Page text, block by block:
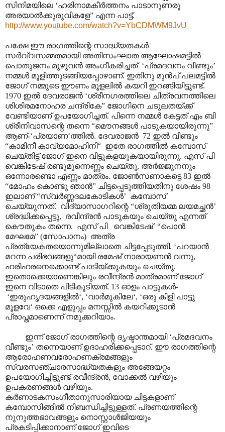
സിനിമയിലെ ‘ഹരിനാമകീർത്തനം പാടാനുണരൂ
അരയാൽക്കുരുവികളേ” എന്ന പാട്ട്.
http://www.youtube.com/watch?v=YbCDMWM9JvU
പക്ഷേ ഈ രാഗത്തിന്റെ സാദ്ധ്യതകൾ
സർവ്വസമ്മതമായി അതിസംഘാത ആഘോഷമട്ടിൽ
പൊതുജനം മുഴുവൻ അംഗീകരിച്ചത് ‘പ്രമദവനം വീണ്ടും’
നമ്മൾ മൂളിത്തുടങ്ങിയപ്പോഴാണ്. ഇതിനു മുൻപ് പലമട്ടിൽ
ജോഗ് നമ്മുടെ ഈണം മൂളലിൽ കയറി ഇറങ്ങിയിട്ടുണ്ട്.
1970 ഇൽ ദേവരാജൻ ‘ശ്രീനഗരത്തിലെ ചിത്രവനത്തിലെ
ശിശിരമനോഹര ചന്ദ്രികേ” ജോഗിനെ ചടുലതയ്ക്ക്
വേണ്ടിയാണ് ഉപയോഗിച്ചത്. പിന്നെ നമ്മൾ കേട്ടത് എം ബി
ശ്രീനിവാസന്റെ തന്നെ “മൌനങ്ങൾ പാടുകയായിരുന്നു”
ആണ്-‘പ്രയാണ‘ത്തിൽ. ദേവരാജൻ 72 ഇൽ വീണ്ടൂം
“കാമിനീ കാവ്യമോഹിനി“ ഇതേ രാഗത്തിൽ കമ്പോസ്
ചെയ്തിട്ട് ജോഗ് ഇനെ വിട്ടുകളയുകയായിരുന്നു. എസ് പി
വെങ്കിടേഷ് രണ്ടുമൂന്നെണ്ണം ചെയ്തു, അർജ്ജുനനും
ഒന്നോരണ്ടൊ എണ്ണം മാത്രം. ജോൺസണാകട്ടെ 83 ഇൽ
“മോഹം കൊണ്ടു ഞാൻ” ചിട്ടപ്പെടുത്തിയതിനു ശേഷം 98
ഇലാണ് “സ്വർണ്ണദലകോടികൾ’ കമ്പോസ്
ചെയ്യുന്നത്. വിദ്യാസാഗറിന്റെ “ശ്രുതിയമ്മ ലയമച്ഛൻ’
ശ്രദ്ധിക്കപ്പെട്ടു, രവീന്ദ്രൻ പാടുകയും ചെയ്തു എന്നത്
കൌതുകം തന്നെ. എസ് പി വെങ്കിടേഷ് “പൊൻ
മേഘമേ” (സോപാനം) അത്ര
പ്രത്യേകതയൊന്നുമില്ലാതെ ചിട്ടപ്പേടുത്തി. ‘പറയാൻ
മറന്ന പരിഭവങ്ങളു“മായി രമേഷ് നാരായണൻ വന്നു,
ഹരിഹരനെക്കൊണ്ട് പാടിയ്ക്കുകയും ചെയ്തു.
ഇതൊക്കെയാണെങ്കിലും രവീന്ദ്രൻ മാത്രമാണ് ജോഗ്
ഇനെ വിടാതെ പിടികൂടിയത്. 13 ഓളം പാട്ടുകൾ-
‘ഇരുഹൃദയങ്ങളിൽ‘, ‘വാർമുകിലേ‘, ‘ഒരു കിളി പാട്ടു
മൂളവേ‘ ഒക്കെ എളുപ്പം മനസ്സിൽ കയറിക്കൂടാൻ
പ്രാപ്തമാണെന്ന് നമുക്കറിയാം.
ഇന്ന് ജോഗ് രാഗത്തിന്റെ ദൃഷ്ടാന്തമായി ‘പ്രമദവനം
വീണ്ടും’ തന്നെയാണ് ഉദാഹരിക്കപ്പെടാറ്‌. ഈ രാഗത്തിന്റെ
ആരോഹണവരോഹണക്രമങ്ങളും
സ്വരസഞ്ചാരസാദ്ധ്യതകളും അങ്ങേയറ്റം
ഉപയോഗിച്ചിട്ടുണ്ട് രവീന്ദ്രൻ, വോക്കൽ വഴിയും
ഉപകരണങ്ങൾ വഴിയും.
കർണാടകസംഗീതാനുസാരിയായ ചിട്ടകളാണ്
കമ്പോസിങ്ങിൽ നിബന്ധിച്ചിട്ടുള്ളത്. പ്രണയത്തിന്റെ
നുനുത്തഭാവങ്ങളും നൊസ്റ്റാൾജിയയും
പ്രകടിപ്പിക്കാനാണ് ജോഗ് ഇവിടെ